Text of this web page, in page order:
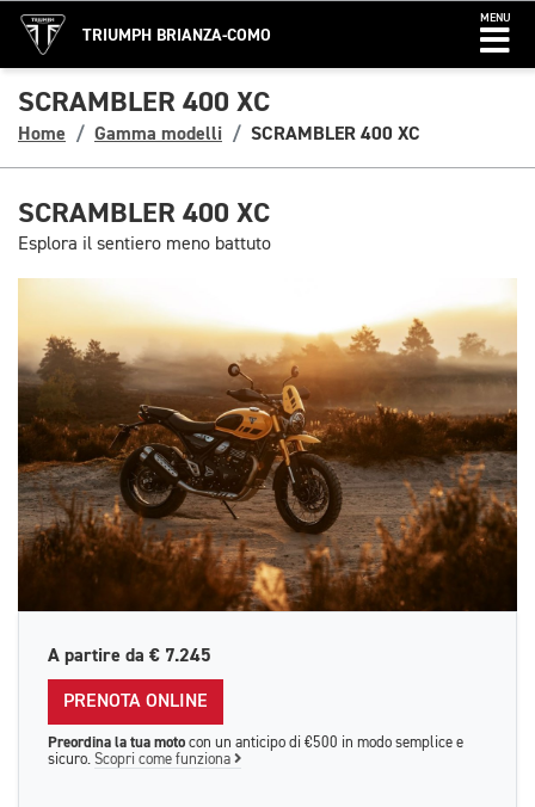
TRIUMPH BRIANZA-COMO
MENU
SCRAMBLER 400 XC
Home Gamma modelli SCRAMBLER 400 XC
SCRAMBLER 400 XC
Esplora il sentiero meno battuto
A partire da € 7.245
PRENOTA ONLINE
Preordina la tua moto con un anticipo di €500 in modo semplice e
sicuro. Scopri come funziona